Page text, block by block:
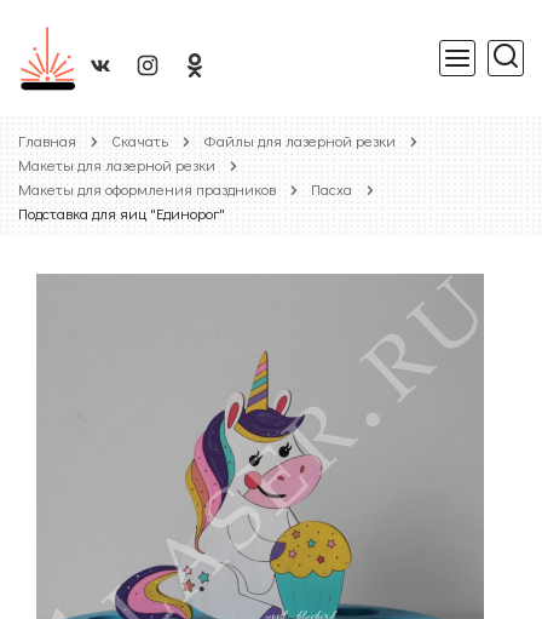
Главная Скачать
Файлы для лазерной резки
Макеты для лазерной резки
Макеты для оформления праздников
Пасха
Подставка для яиц "Единорог"